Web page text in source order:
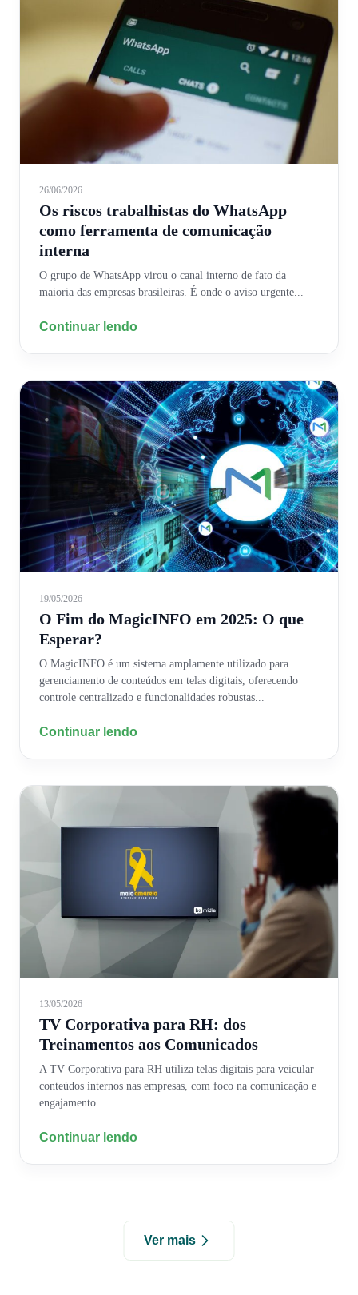
Ver mais
26/06/2026
Os riscos trabalhistas do WhatsApp
como ferramenta de comunicação
interna
O grupo de WhatsApp virou o canal interno de fato da
maioria das empresas brasileiras. É onde o aviso urgente...
Continuar lendo
19/05/2026
O Fim do MagicINFO em 2025: O que
Esperar?
O MagicINFO é um sistema amplamente utilizado para
gerenciamento de conteúdos em telas digitais, oferecendo
controle centralizado e funcionalidades robustas...
Continuar lendo
13/05/2026
TV Corporativa para RH: dos
Treinamentos aos Comunicados
A TV Corporativa para RH utiliza telas digitais para veicular
conteúdos internos nas empresas, com foco na comunicação e
engajamento...
Continuar lendo